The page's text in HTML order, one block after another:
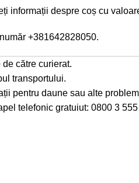
informații despre coș cu
+381642828050.
către curierat.
transportului.
pentru daune sau alte
telefonic gratuiut: 0800 3